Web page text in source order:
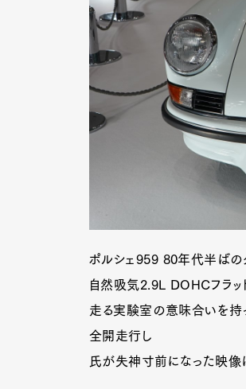
ポルシェ959 80年代半ばの
自然吸気2.9L DOHCフラッ
走る実験室の意味合いを持
全開走行し
氏が失神寸前になった映像